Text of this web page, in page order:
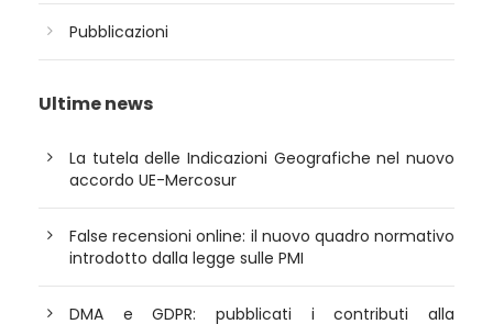
Pubblicazioni
Ultime news
La tutela delle Indicazioni Geografiche nel nuovo
accordo UE-Mercosur
False recensioni online: il nuovo quadro normativo
introdotto dalla legge sulle PMI
DMA e GDPR: pubblicati i contributi alla